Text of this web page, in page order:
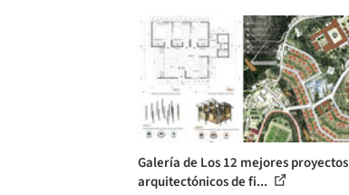
Galería de Los 12 mejores proyectos
arquitectónicos de fi...